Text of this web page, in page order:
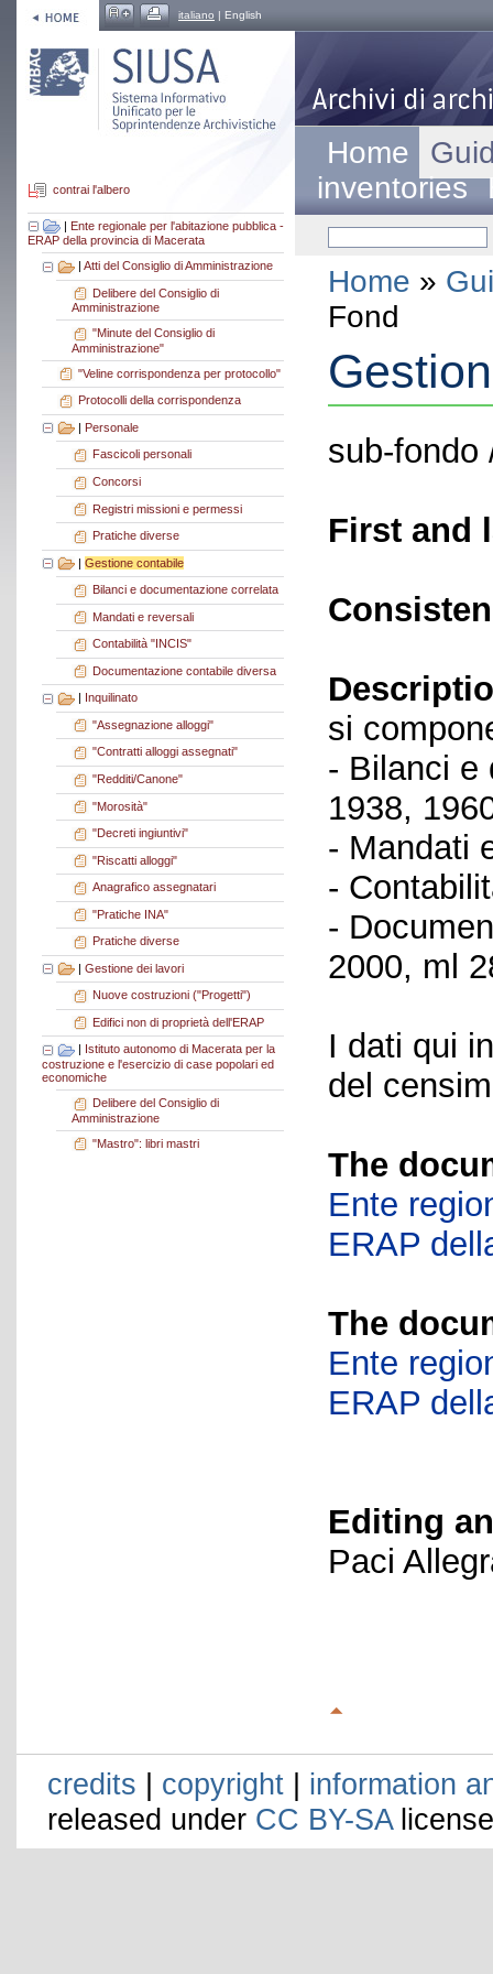
italiano | English
contrai l'albero
| Ente regionale per l'abitazione pubblica -
ERAP della provincia di Macerata
| Atti del Consiglio di Amministrazione
Delibere del Consiglio di
Amministrazione
"Minute del Consiglio di
Amministrazione"
"Veline corrispondenza per protocollo"
Protocolli della corrispondenza
| Personale
Fascicoli personali
Concorsi
Registri missioni e permessi
Pratiche diverse
| Gestione contabile
Bilanci e documentazione correlata
Mandati e reversali
Contabilità "INCIS"
Documentazione contabile diversa
Inquilinato
"Assegnazione alloggi"
"Contratti alloggi assegnati"
"Redditi/Canone"
"Morosità"
"Decreti ingiuntivi"
"Riscatti alloggi"
Anagrafico assegnatari
"Pratiche INA"
Pratiche diverse
| Gestione dei lavori
Nuove costruzioni ("Progetti")
Edifici non di proprietà dell'ERAP
Istituto autonomo di Macerata per la
costruzione e l'esercizio di case popolari ed
economiche
Delibere del Consiglio di
Amministrazione
"Mastro": libri mastri
Home
inventories
Home »
Fond
sub-fondo
First and
si
- Bilanci e
1938,
- Mandati
-
-
2000, ml
I dati qui
del
The
Ente
ERAP
The
Ente
ERAP
Editing
Paci
credits | copyright | information
released under CC BY-SA